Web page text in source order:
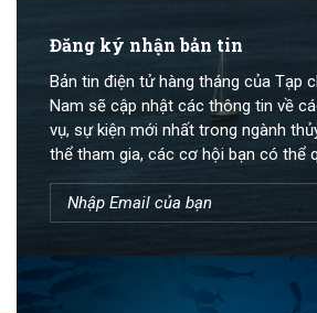
Đăng ký nhận bản tin
Bản tin điện tử hàng tháng của Tạp
Nam sẽ cập nhật các thông tin về
vụ, sự kiện mới nhất trong ngành
thể tham gia, các cơ hội bạn có thể